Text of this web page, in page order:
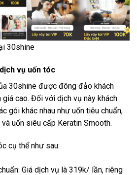
30shine
vụ uốn tóc
30shine được đông đảo khách
giá cao. Đối với dịch vụ này khách
gói khác nhau như uốn tiêu chuẩn,
uốn siêu cấp Keratin Smooth.
cụ thể như sau:
Giá dịch vụ là 319k/ lần, riêng